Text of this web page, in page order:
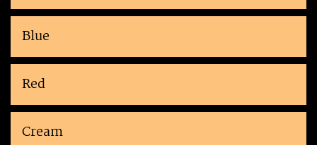
Blue
Red
Cream